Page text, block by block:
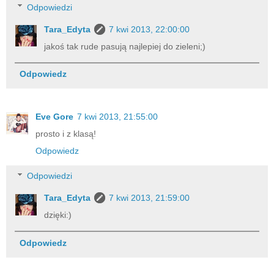
Odpowiedzi
Tara_Edyta
7 kwi 2013, 22:00:00
jakoś tak rude pasują najlepiej do zieleni;)
Odpowiedz
Eve Gore 7 kwi 2013, 21:55:00
prosto i z klasą!
Odpowiedz
Odpowiedzi
Tara_Edyta
7 kwi 2013, 21:59:00
dzięki:)
Odpowiedz